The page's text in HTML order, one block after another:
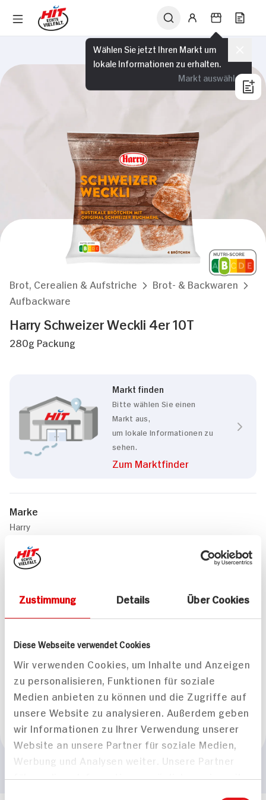
Zustimmung Details Über Cookies
Diese Webseite verwendet Cookies
Wir verwenden Cookies, um Inhalte und Anzeigen
zu personalisieren, Funktionen für soziale
Medien anbieten zu können und die Zugriffe auf
unsere Website zu analysieren. Außerdem geben
wir Informationen zu Ihrer Verwendung unserer
Website an unsere Partner für soziale Medien,
Werbung und Analysen weiter. Unsere Partner
führen diese Informationen möglicherweise mit
Wählen Sie jetzt Ihren Markt um
lokale Informationen zu erhalten.
Markt auswählen
Brot, Cerealien & Aufstriche
Brot- & Backwaren
Aufbackware
Harry Schweizer Weckli 4er 10T
280g Packung
Markt finden
Bitte wählen Sie einen
Markt aus,
um lokale Informationen zu
sehen.
Zum Marktfinder
Marke
Harry
Passende Rezepte
Hirschgeschnetzeltes
mit selbstgemachten
80 min
Hirschbraten mit
Semmelknödel und
170 min
1.397 kcal p. Portion